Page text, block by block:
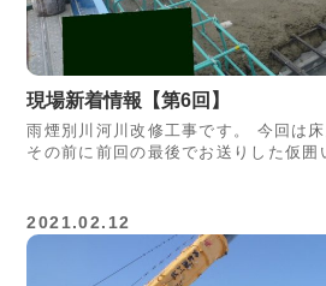
現場新着情報【第6回】
雨煙別川河川改修工事です。 今回は床版工をお届けします。
その前に前回の最後でお送りした仮囲
2021.02.12